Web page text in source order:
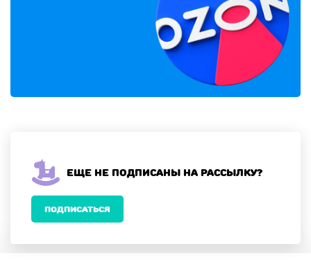
Еще не подписаны на рассылку?
ПОДПИСАТЬСЯ